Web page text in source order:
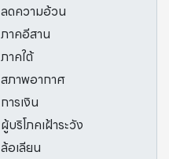
ลดความอ้วน
ภาคอีสาน
ภาคใต้
สภาพอากาศ
การเงิน
ผู้บริโภคเฝ้าระวัง
ล้อเลียน